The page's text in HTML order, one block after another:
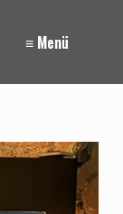
≡ Menü